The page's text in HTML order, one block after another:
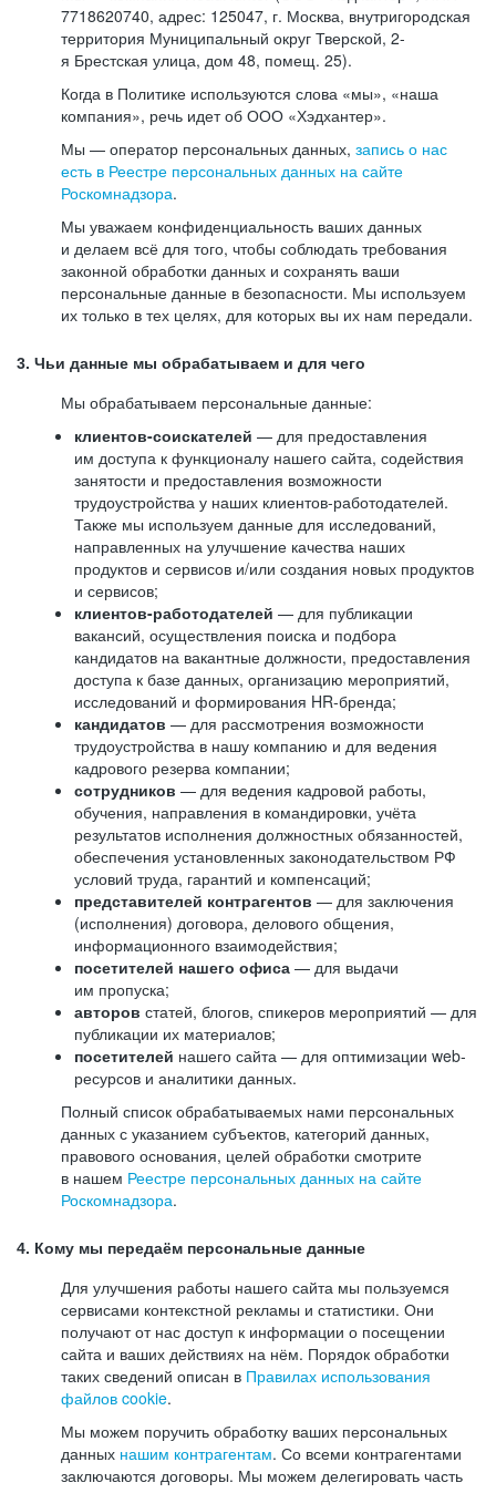
7718620740, адрес: 125047, г. Москва, внутригородская
территория Муниципальный округ Тверской, 2-
я Брестская улица, дом 48, помещ. 25).
Когда в Политике используются слова «мы», «наша
компания», речь идет об ООО «Хэдхантер».
Мы — оператор персональных данных, запись о нас
есть в Реестре персональных данных на сайте
Роскомнадзора.
Мы уважаем конфиденциальность ваших данных
и делаем всё для того, чтобы соблюдать требования
законной обработки данных и сохранять ваши
персональные данные в безопасности. Мы используем
их только в тех целях, для которых вы их нам передали.
3. Чьи данные мы обрабатываем и для чего
Мы обрабатываем персональные данные:
клиентов-соискателей — для предоставления
им доступа к функционалу нашего сайта, содействия
занятости и предоставления возможности
трудоустройства у наших клиентов-работодателей.
Также мы используем данные для исследований,
направленных на улучшение качества наших
продуктов и сервисов и/или создания новых продуктов
и сервисов;
клиентов-работодателей — для публикации
вакансий, осуществления поиска и подбора
кандидатов на вакантные должности, предоставления
доступа к базе данных, организацию мероприятий,
исследований и формирования HR-бренда;
кандидатов — для рассмотрения возможности
трудоустройства в нашу компанию и для ведения
кадрового резерва компании;
сотрудников — для ведения кадровой работы,
обучения, направления в командировки, учёта
результатов исполнения должностных обязанностей,
обеспечения установленных законодательством РФ
условий труда, гарантий и компенсаций;
представителей контрагентов — для заключения
(исполнения) договора, делового общения,
информационного взаимодействия;
посетителей нашего офиса — для выдачи
им пропуска;
авторов статей, блогов, спикеров мероприятий — для
публикации их материалов;
посетителей нашего сайта — для оптимизации web-
ресурсов и аналитики данных.
Полный список обрабатываемых нами персональных
данных с указанием субъектов, категорий данных,
правового основания, целей обработки смотрите
в нашем Реестре персональных данных на сайте
Роскомнадзора.
4. Кому мы передаём персональные данные
Для улучшения работы нашего сайта мы пользуемся
сервисами контекстной рекламы и статистики. Они
получают от нас доступ к информации о посещении
сайта и ваших действиях на нём. Порядок обработки
таких сведений описан в Правилах использования
файлов cookie.
Мы можем поручить обработку ваших персональных
данных нашим контрагентам. Со всеми контрагентами
заключаются договоры. Мы можем делегировать часть